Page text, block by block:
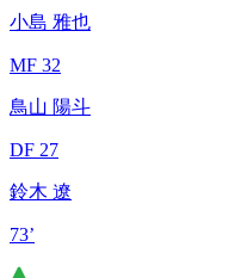
小島 雅也
MF 32
鳥山 陽斗
DF 27
鈴木 遼
73’